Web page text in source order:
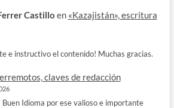
Castillo en «Kazajistán», escritura
e instructivo el contenido! Muchas gracias.
claves de redacción
Buen Idioma por ese valioso e importante